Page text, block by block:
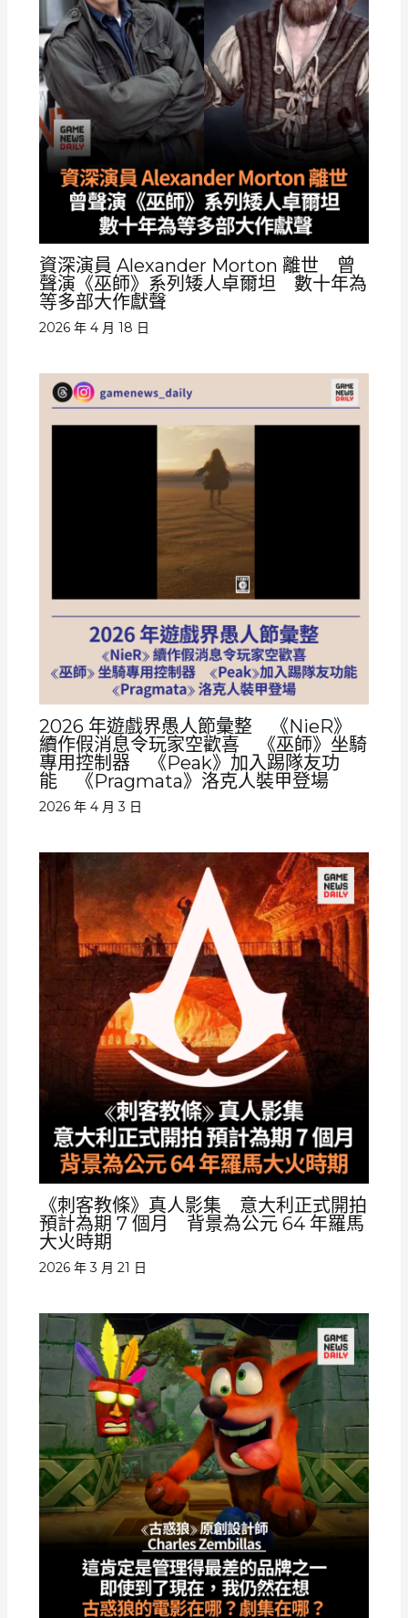
資深演員 Alexander Morton 離世 曾
聲演《巫師》系列矮人卓爾坦 數十年為
等多部大作獻聲
2026 年 4 月 18 日
2026 年遊戲界愚人節彙整 《NieR》
續作假消息令玩家空歡喜 《巫師》坐騎
專用控制器 《Peak》加入踢隊友功
能 《Pragmata》洛克人裝甲登場
2026 年 4 月 3 日
《刺客教條》真人影集 意大利正式開拍
預計為期 7 個月 背景為公元 64 年羅馬
大火時期
2026 年 3 月 21 日